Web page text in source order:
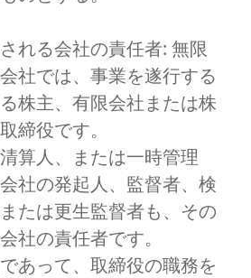
れる会社の責任者: 無限
社では、事業を遂行する
株主、有限会社または株
締役です。
算人、または一時管理
社の発起人、監督者、検
たは更生監督者も、その
社の責任者です。
あって、取締役の職務を